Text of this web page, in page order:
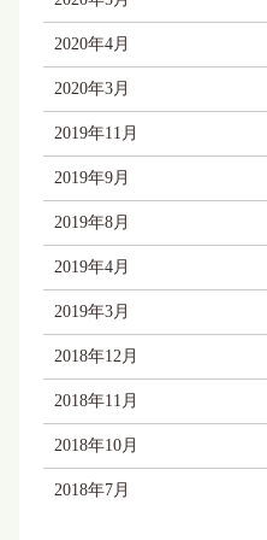
2020年4月
2020年3月
2019年11月
2019年9月
2019年8月
2019年4月
2019年3月
2018年12月
2018年11月
2018年10月
2018年7月